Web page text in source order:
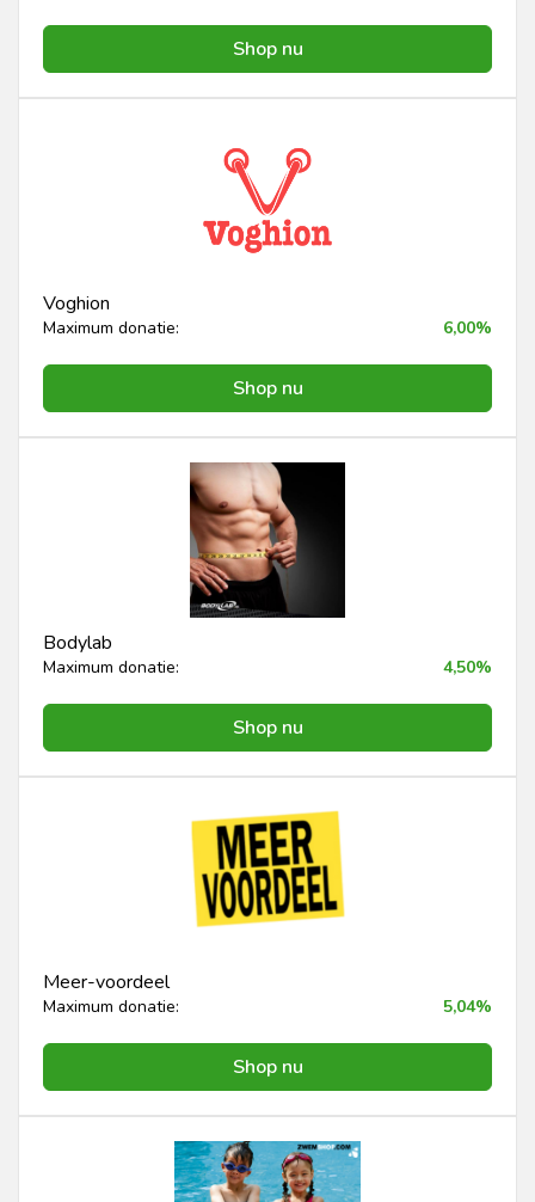
Shop nu
Voghion
Maximum donatie: 6,00%
Shop nu
Bodylab
Maximum donatie: 4,50%
Shop nu
Meer-voordeel
Maximum donatie: 5,04%
Shop nu